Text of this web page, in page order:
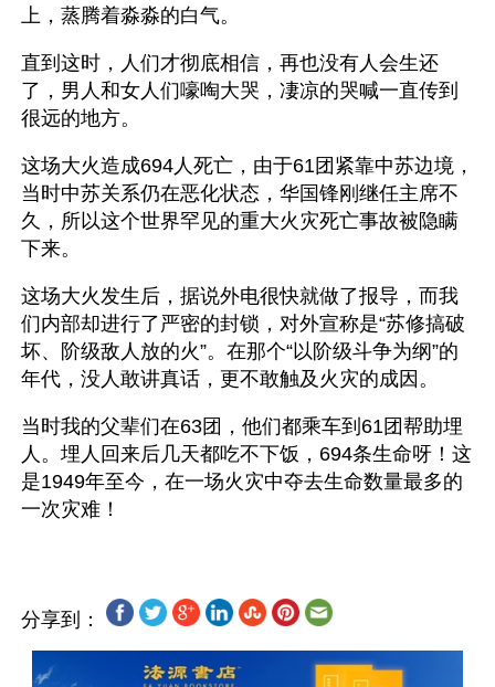
上，蒸腾着淼淼的白气。
直到这时，人们才彻底相信，再也没有人会生还
了，男人和女人们嚎啕大哭，凄凉的哭喊一直传到
很远的地方。
这场大火造成694人死亡，由于61团紧靠中苏边境，
当时中苏关系仍在恶化状态，华国锋刚继任主席不
久，所以这个世界罕见的重大火灾死亡事故被隐瞒
下来。
这场大火发生后，据说外电很快就做了报导，而我
们内部却进行了严密的封锁，对外宣称是“苏修搞破
坏、阶级敌人放的火”。在那个“以阶级斗争为纲”的
年代，没人敢讲真话，更不敢触及火灾的成因。
当时我的父辈们在63团，他们都乘车到61团帮助埋
人。埋人回来后几天都吃不下饭，694条生命呀！这
是1949年至今，在一场火灾中夺去生命数量最多的
分享到：